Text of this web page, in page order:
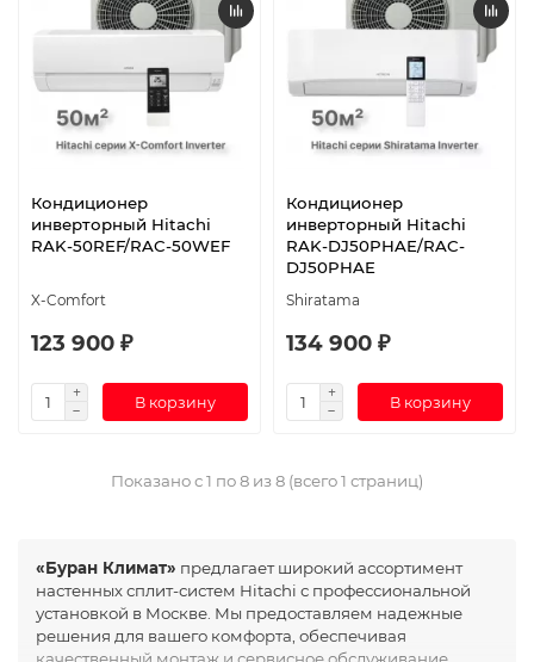
Кондиционер
инверторный Hitachi
RAK-50REF/RAC-50WEF
X-Comfort
123 900 ₽
В корзину
Кондиционер
инверторный Hitachi
RAK-DJ50PHAE/RAC-
DJ50PHAE
Shiratama
134 900 ₽
В корзину
Показано с 1 по 8 из 8 (всего 1 страниц)
«Буран Климат» предлагает широкий ассортимент
настенных сплит-систем Hitachi с профессиональной
установкой в Москве. Мы предоставляем надежные
решения для вашего комфорта, обеспечивая